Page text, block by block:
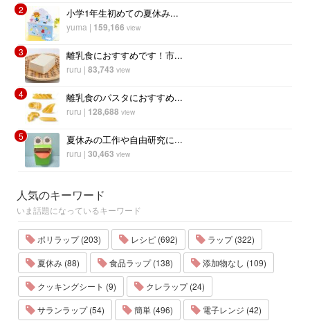
2 小学1年生初めての夏休み...
yuma | 159,166 view
3 離乳食におすすめです！市...
ruru | 83,743 view
4 離乳食のパスタにおすすめ...
ruru | 128,688 view
5 夏休みの工作や自由研究に...
ruru | 30,463 view
人気のキーワード
いま話題になっているキーワード
ポリラップ (203) レシピ (692)
ラップ (322)
夏休み (88)
食品ラップ (138)
添加物なし (109)
クッキングシート (9)
クレラップ (24)
サランラップ (54)
簡単 (496) 電子レンジ (42)